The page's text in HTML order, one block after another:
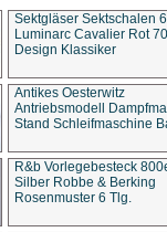
Sektgläser Sektschalen
Luminarc Cavalier Rot
Design Klassiker
Antikes Oesterwitz
Antriebsmodell
Stand Schleifmaschine
R&b Vorlegebesteck
Silber Robbe & Berking
Rosenmuster 6 Tlg.